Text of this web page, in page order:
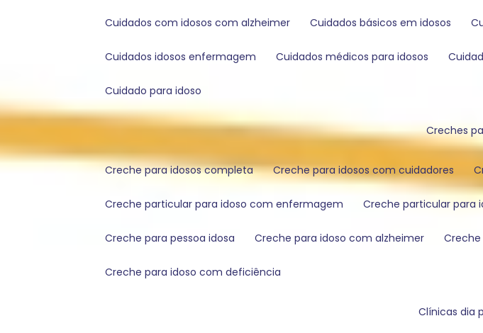
cuidados com idosos com alzheimer cuidados básicos em idosos
cuidados idosos enfermagem cuidados médicos para idosos
cuidado para idoso
creches
creche para idosos completa creche para idosos com cuidadores
creche particular para idoso com enfermagem creche particular para
creche para pessoa idosa creche para idoso com alzheimer
creche para idoso com deficiência
clínicas dia